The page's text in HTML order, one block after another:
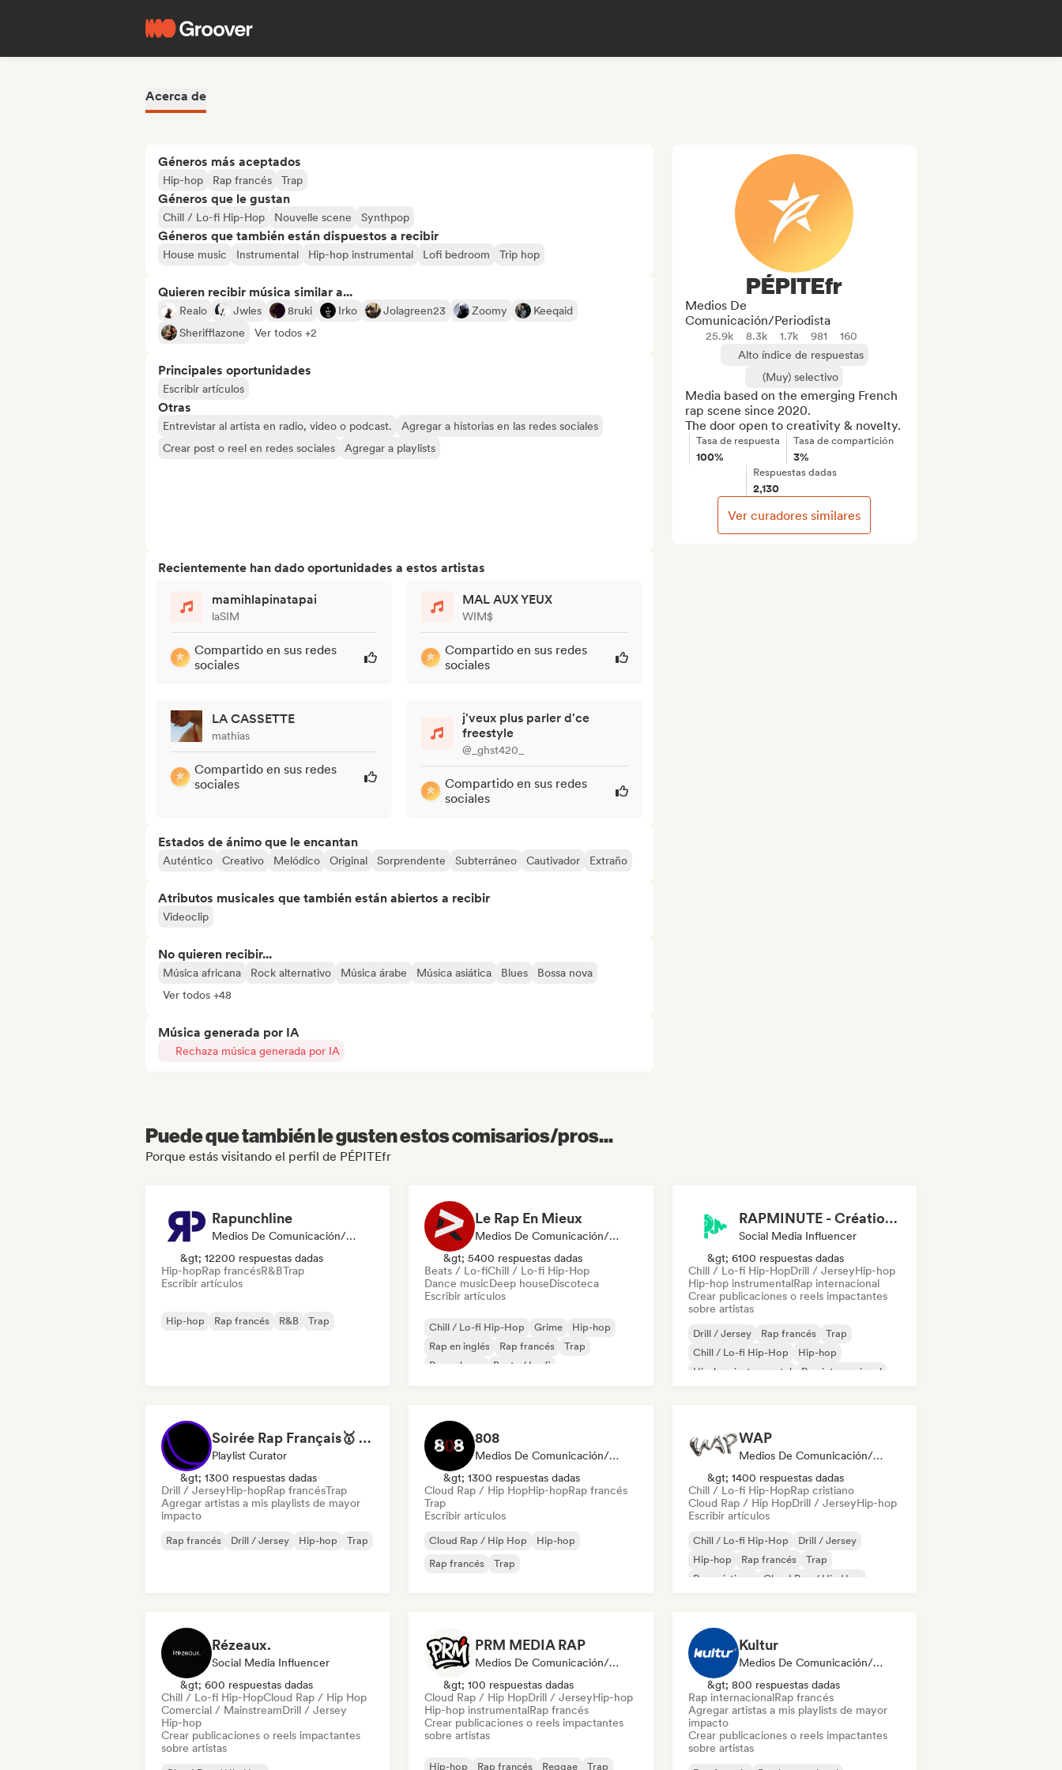
Acerca de
Géneros más aceptados
Hip-hop Rap francés Trap
Géneros que le gustan
Chill / Lo-fi Hip-Hop Nouvelle scene Synthpop
Géneros que también están dispuestos a recibir
House music Instrumental Hip-hop instrumental Lofi bedroom Trip hop
Quieren recibir música similar a...
Realo Jwles 8ruki Irko Jolagreen23 Zoomy
Keeqaid
Sherifflazone
Ver todos +2
Principales oportunidades
Escribir artículos
Otras
Entrevistar al artista en radio, video o podcast.
Agregar a historias en las redes sociales
Crear post o reel en redes sociales
Agregar a playlists
Recientemente han dado oportunidades a estos artistas
mamihlapinatapai
laSIM
Compartido en sus redes
sociales
MAL AUX YEUX
WIM$
Compartido en sus redes
sociales
LA CASSETTE
mathias
Compartido en sus redes
sociales
j'veux plus parler d'ce
freestyle
@_ghst420_
Compartido en sus redes
sociales
Estados de ánimo que le encantan
Auténtico Creativo Melódico Original Sorprendente Subterráneo Cautivador Extraño
Atributos musicales que también están abiertos a recibir
Videoclip
No quieren recibir...
Música africana Rock alternativo Música árabe Música asiática Blues
Bossa nova
Ver todos +48
Música generada por IA
Rechaza música generada por IA
PÉPITEfr
Medios De
Comunicación/Periodista
25.9k 8.3k 1.7k 981
160
Alto índice de respuestas
(Muy) selectivo
Media based on the emerging French
rap scene since 2020.
The door open to creativity & novelty.
Tasa de respuesta
100%
Tasa de compartición
3%
Respuestas dadas
2,130
Ver curadores similares
Puede que también le gusten estos comisarios/pros...
Porque estás visitando el perfil de PÉPITEfr
Rapunchline
Medios De Comunicación/Periodista
&gt; 12200 respuestas dadas
Hip-hopRap francésR&BTrap
Escribir artículos
Hip-hop Rap francés R&B Trap
Le Rap En Mieux
Medios De Comunicación/Periodista
&gt; 5400 respuestas dadas
Beats / Lo-fiChill / Lo-fi Hip-Hop
Dance musicDeep houseDiscoteca
Escribir artículos
Chill / Lo-fi Hip-Hop Grime
Hip-hop
Rap en inglés
Rap francés
Trap
Pop urbano
Beats / Lo-fi
RAPMINUTE - Création de Contenu
Social Media Influencer
&gt; 6100 respuestas dadas
Chill / Lo-fi Hip-HopDrill / JerseyHip-hop
Hip-hop instrumentalRap internacional
Crear publicaciones o reels impactantes
sobre artistas
Drill / Jersey Rap francés
Trap
Chill / Lo-fi Hip-Hop
Hip-hop
Hip-hop instrumental
Rap internacional
Soirée Rap Français🥇 by 12LUNES
Playlist Curator
&gt; 1300 respuestas dadas
Drill / JerseyHip-hopRap francésTrap
Agregar artistas a mis playlists de mayor
impacto
Rap francés Drill / Jersey Hip-hop Trap
808
Medios De Comunicación/Periodista
&gt; 1300 respuestas dadas
Cloud Rap / Hip HopHip-hopRap francés
Trap
Escribir artículos
Cloud Rap / Hip Hop
Hip-hop
Rap francés
Trap
WAP
Medios De Comunicación/Periodista
&gt; 1400 respuestas dadas
Chill / Lo-fi Hip-HopRap cristiano
Cloud Rap / Hip HopDrill / JerseyHip-hop
Escribir artículos
Chill / Lo-fi Hip-Hop
Drill / Jersey
Hip-hop
Rap francés
Trap
Rap cristiano
Cloud Rap / Hip Hop
Rézeaux.
Social Media Influencer
&gt; 600 respuestas dadas
Chill / Lo-fi Hip-HopCloud Rap / Hip Hop
Comercial / MainstreamDrill / Jersey
Hip-hop
Crear publicaciones o reels impactantes
sobre artistas
PRM MEDIA RAP
Medios De Comunicación/Periodista
&gt; 100 respuestas dadas
Cloud Rap / Hip HopDrill / JerseyHip-hop
Hip-hop instrumentalRap francés
Crear publicaciones o reels impactantes
sobre artistas
Hip-hop Rap francés Reggae Trap
Kultur
Medios De Comunicación/Periodista, Playlist Curator
&gt; 800 respuestas dadas
Rap internacionalRap francés
Agregar artistas a mis playlists de mayor
impacto
Crear publicaciones o reels impactantes
sobre artistas